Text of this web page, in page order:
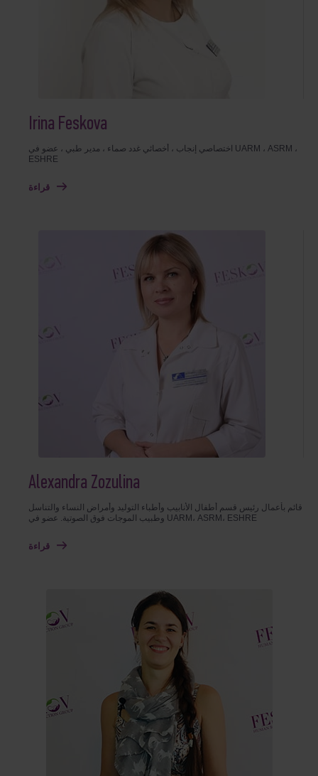
Irina Feskova
اختصاصي إنجاب ، أخصائي غدد صماء ، مدير طبي ، عضو في UARM ، ASRM ،
ESHRE
قراءة
Alexandra Zozulina
قائم بأعمال رئيس قسم أطفال الأنابيب وأطباء التوليد وأمراض النساء والتناسل
وطبيب الموجات فوق الصوتية. عضو في UARM، ASRM، ESHRE
قراءة